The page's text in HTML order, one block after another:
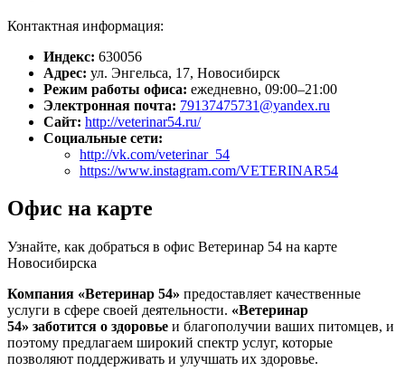
Контактная информация:
Индекс: 630056
Адрес: ул. Энгельса, 17, Новосибирск
Режим работы офиса: ежедневно, 09:00–21:00
Электронная почта: 79137475731@yandex.ru
Сайт: http://veterinar54.ru/
Социальные сети:
http://vk.com/veterinar_54
https://www.instagram.com/VETERINAR54
Офис на карте
Узнайте, как добраться в офис Ветеринар 54 на карте
Новосибирска
Компания «Ветеринар 54» предоставляет качественные
услуги в сфере своей деятельности. «Ветеринар
54» заботится о здоровье и благополучии ваших питомцев, и
поэтому предлагаем широкий спектр услуг, которые
позволяют поддерживать и улучшать их здоровье.